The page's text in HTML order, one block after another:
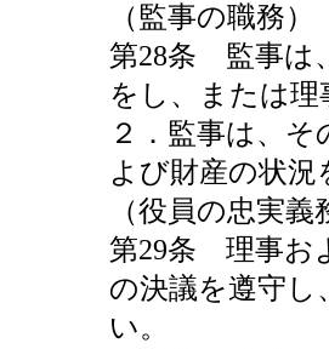
（監事の職務）
第28条 監事は
をし、または
２．監事は、
よび財産の状
（役員の忠実義
第29条 理事お
の決議を遵守
い。